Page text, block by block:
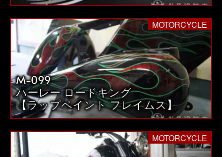
MOTORCYCLE
M-099
ハーレー ロードキング
【ラップペイント フレイムス】
MOTORCYCLE